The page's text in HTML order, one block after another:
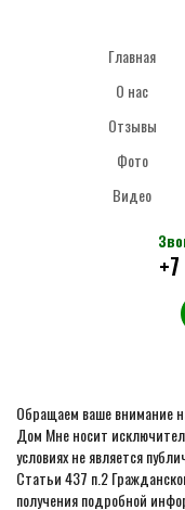
Главная
О нас
Отзывы
Фото
Видео
Обращаем ваше внимание
Дом Мне носит
условиях не является
Статьи 437 п.2
получения подробной